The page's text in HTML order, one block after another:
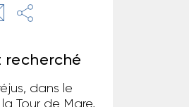
recherché
dans le
Tour de Mare,